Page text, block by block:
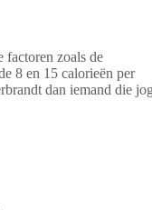
factoren zoals de
8 en 15 calorieën per
dan iemand die